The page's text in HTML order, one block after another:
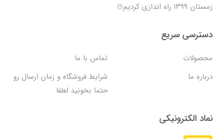
زمستان ۱۳۹۹ راه اندازی کردیم☃️
دسترسی سریع
محصولات
تماس با ما
درباره ما
شرایط فروشگاه و زمان ارسال رو
حتما بخونید لطفا
نماد الکترونیکی